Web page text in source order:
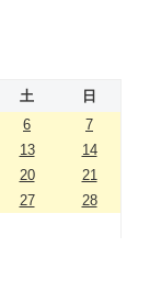
土
日
6
7
13
14
20
21
27
28